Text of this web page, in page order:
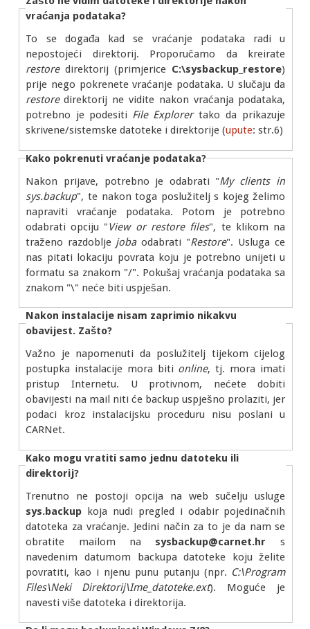
vraćanja podataka?
To se događa kad se vraćanje podataka radi u
nepostojeći direktorij. Proporučamo da kreirate
restoredirektorij (primjerice C:\sysbackup_restore)
prije nego pokrenete vraćanje podataka. U slučaju da
restoredirektorij ne vidite nakon vraćanja podataka,
potrebno je podesiti File Explorertako da prikazuje
skrivene/sistemske datoteke i direktorije (upute: str.6)
Kako pokrenuti vraćanje podataka?
Nakon prijave, potrebno je odabrati "My clients in
sys.backup", te nakon toga poslužitelj s kojeg želimo
napraviti vraćanje podataka. Potom je potrebno
odabrati opciju "View or restore files", te klikom na
traženo razdoblje jobaodabrati "Restore". Usluga ce
nas pitati lokaciju povrata koju je potrebno unijeti u
formatu sa znakom "/". Pokušaj vraćanja podataka sa
znakom "\" neće biti uspješan.
Nakon instalacije nisam zaprimio nikakvu
obavijest. Zašto?
Važno je napomenuti da poslužitelj tijekom cijelog
postupka instalacije mora biti online, tj. mora imati
pristup Internetu. U protivnom, nećete dobiti
obavijesti na mail niti će backup uspješno prolaziti, jer
podaci kroz instalacijsku proceduru nisu poslani u
CARNet.
Kako mogu vratiti samo jednu datoteku ili
direktorij?
Trenutno ne postoji opcija na web sučelju usluge
sys.backup koja nudi pregled i odabir pojedinačnih
datoteka za vraćanje. Jedini način za to je da nam se
obratite mailom na sysbackup@carnet.hr s
navedenim datumom backupa datoteke koju želite
povratiti, kao i njenu punu putanju (npr. C:\Program
Files\Neki Direktorij\Ime_datoteke.ext). Moguće je
navesti više datoteka i direktorija.